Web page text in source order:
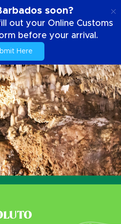
soon?
out your Online Customs
before your arrival.
Here